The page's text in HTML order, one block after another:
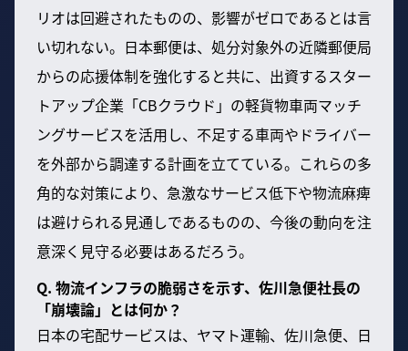
リオは回避されたものの、影響がゼロであるとは言
い切れない。日本郵便は、処分対象外の近隣郵便局
からの応援体制を強化すると共に、出資するスター
トアップ企業「CBクラウド」の軽貨物車両マッチ
ングサービスを活用し、不足する車両やドライバー
を外部から調達する計画を立てている。これらの多
角的な対策により、急激なサービス低下や物流麻痺
は避けられる見通しであるものの、今後の動向を注
意深く見守る必要はあるだろう。
Q. 物流インフラの脆弱さを示す、佐川急便社長の
「崩壊論」とは何か？
日本の宅配サービスは、ヤマト運輸、佐川急便、日